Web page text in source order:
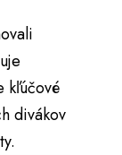
kľúčové
divákov